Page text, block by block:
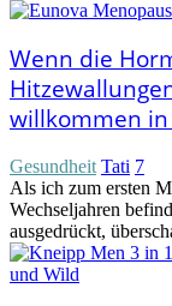
Wenn die
willkommen
Gesundheit Tati 7
Als ich zum ersten
Wechseljahren
ausgedrückt,